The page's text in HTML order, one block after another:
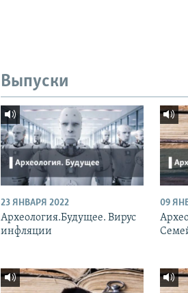
Выпуски
23 ЯНВАРЯ 2022
Археология.Будущее. Вирус
инфляции
09